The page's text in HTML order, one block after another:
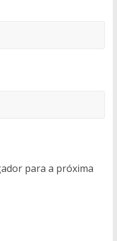
para a próxima